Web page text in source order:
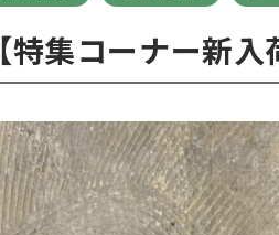
【特集コーナー新